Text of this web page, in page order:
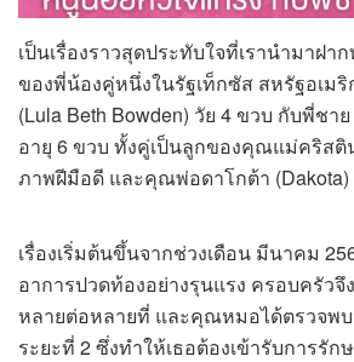
เป็นเรื่องราวสุดประทับใจที่เรานำมาฝา
ของพี่น้องคู่หนึ่งในรัฐเท็กซัส สหรัฐอเมริ
(Lula Beth Bowden) วัย 4 ขวบ กับพี่ชาย
อายุ 6 ขวบ ทั้งคู่เป็นลูกของคุณแม่คริสติ
ภาพฝีมือดี และคุณพ่อดาโกต้า (Dakota)
เรื่องเริ่มต้นขึ้นจากช่วงเดือน มีนาคม
อาการปวดท้องอย่างรุนแรง ครอบครัวจึ
หลายต่อหลายที่ และคุณหมอได้ตรวจพบ
ระยะที่ 2 ซึ่งทำให้เธอต้องเข้ารับการรัก